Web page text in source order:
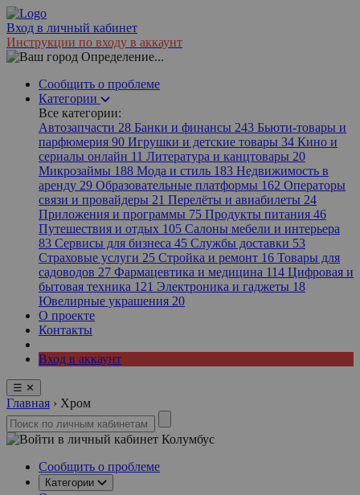
Вход в личный кабинет
Инструкции по входу в аккаунт
Определение...
Сообщить о проблеме
Категории
Все категории:
Автозапчасти 28 Банки и финансы 243 Бьюти-товары и
парфюмерия 90 Игрушки и детские товары 34 Кино и
сериалы онлайн 11 Литература и канцтовары 20
Микрозаймы 188 Мода и стиль 183 Недвижимость в
аренду 29 Образовательные платформы 162 Операторы
связи и провайдеры 21 Перелёты и авиабилеты 24
Приложения и программы 75 Продукты питания 46
Путешествия и отдых 105 Салоны мебели и интерьера
83 Сервисы для бизнеса 45 Службы доставки 53
Страховые услуги 25 Стройка и ремонт 16 Товары для
садоводов 27 Фармацевтика и медицина 114 Цифровая и
бытовая техника 121 Электроника и гаджеты 18
Ювелирные украшения 20
О проекте
Контакты
Вход в аккаунт
☰ ✕
Главная › Хром
Колумбус
Сообщить о проблеме
Категории